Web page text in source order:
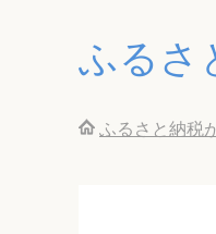
ふるさ
ふるさと納税